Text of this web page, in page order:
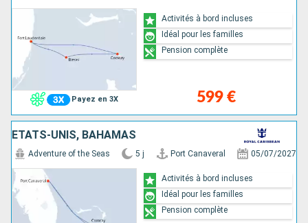
Payez en 3X 599 €
Activités à bord incluses
Idéal pour les familles
Pension complète
ÉTATS-UNIS, BAHAMAS
Adventure of the Seas 5 j Port Canaveral 05/07/2027
Activités à bord incluses
Idéal pour les familles
Pension complète